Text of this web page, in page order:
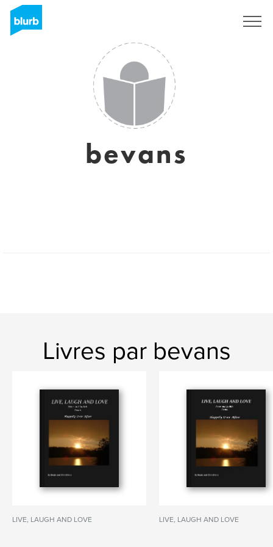
bevans
Livres par bevans
LIVE, LAUGH AND LOVE LIVE, LAUGH AND LOVE